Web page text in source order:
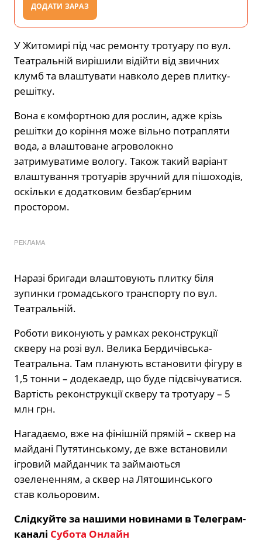
ДОДАТИ ЗАРАЗ
У Житомирі під час ремонту тротуару по вул.
Театральній вирішили відійти від звичних
клумб та влаштувати навколо дерев плитку-
решітку.
Вона є комфортною для рослин, адже крізь
решітки до коріння може вільно потрапляти
вода, а влаштоване агроволокно
затримуватиме вологу. Також такий варіант
влаштування тротуарів зручний для пішоходів,
оскільки є додатковим безбар’єрним
простором.
РЕКЛАМА
Наразі бригади влаштовують плитку біля
зупинки громадського транспорту по вул.
Театральній.
Роботи виконують у рамках реконструкції
скверу на розі вул. Велика Бердичівська-
Театральна. Там планують встановити фігуру в
1,5 тонни – додекаедр, що буде підсвічуватися.
Вартість реконструкції скверу та тротуару – 5
млн грн.
Нагадаємо, вже на фінішній прямій – сквер на
майдані Путятинському, де вже встановили
ігровий майданчик та займаються
озелененням, а сквер на Лятошинського
став кольоровим.
Слідкуйте за нашими новинами в Телеграм-
каналі Субота Онлайн